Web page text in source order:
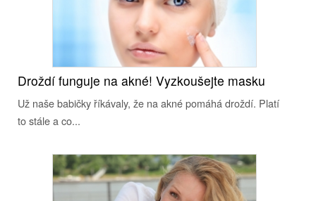
Droždí funguje na akné! Vyzkoušejte masku
Už naše babičky říkávaly, že na akné pomáhá droždí. Platí
to stále a co...